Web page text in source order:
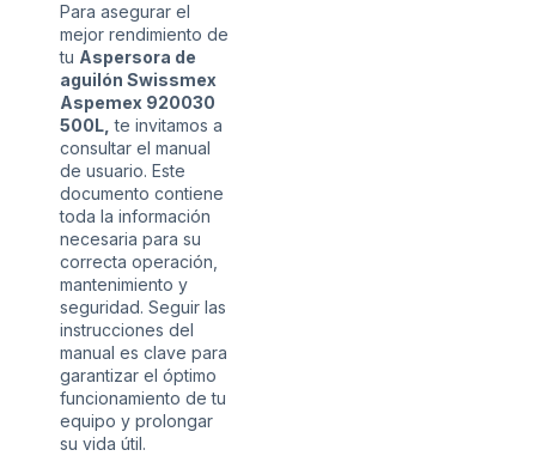
Para asegurar el
mejor rendimiento de
tu Aspersora de
aguilón Swissmex
Aspemex 920030
500L, te invitamos a
consultar el manual
de usuario. Este
documento contiene
toda la información
necesaria para su
correcta operación,
mantenimiento y
seguridad. Seguir las
instrucciones del
manual es clave para
garantizar el óptimo
funcionamiento de tu
equipo y prolongar
su vida útil.